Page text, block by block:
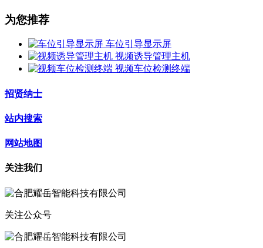
为您推荐
车位引导显示屏
视频诱导管理主机
视频车位检测终端
招贤纳士
站内搜索
网站地图
关注我们
关注公众号